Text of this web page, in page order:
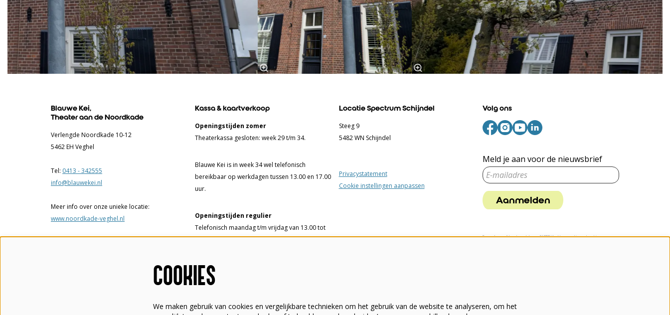
Blauwe Kei,
Theater aan de Noordkade
Verlengde Noordkade 10-12
5462 EH Veghel
Tel: 0413 - 342555
info@blauwekei.nl
Meer info over onze unieke locatie:
www.noordkade-veghel.nl
Kassa & kaartverkoop
Openingstijden zomer
Theaterkassa gesloten: week 29 t/m 34.
Blauwe Kei is in week 34 wel telefonisch
bereikbaar op werkdagen tussen 13.00 en 17.00
uur.
Openingstijden regulier
Telefonisch maandag t/m vrijdag van 13.00 tot
17.00 uur.
Theaterkassa woensdag t/m vrijdag van 13.00
tot 17.00 uur en 75 minuten voorafgaand aan
een voorstelling of film.
Tel:0413 - 342555
Locatie Spectrum Schijndel
Steeg 9
5482 WN Schijndel
Privacystatement
Cookie instellingen aanpassen
Volg ons
Meld je aan voor de nieuwsbrief
Aanmelden
Deze site wordt beschermd door reCAPTCHA, dataverwerking gebeurt in
COOKIES
We maken gebruik van cookies en vergelijkbare technieken om het gebruik van de website te analyseren, om het